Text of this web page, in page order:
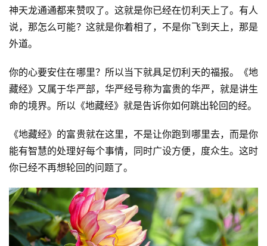
神天龙通通都来赞叹了。这就是你已经在忉利天上了。有人
说，那怎么可能？这就是你着相了，不是你飞到天上，那是
外道。
你的心要安住在哪里？所以当下就具足忉利天的福报。《地
藏经》又属于华严部，华严经号称为富贵的华严，就是讲生
命的境界。所以《地藏经》就是告诉你如何跳出轮回的经。
《地藏经》的富贵就在这里，不是让你跑到哪里去，而是你
能有智慧的处理好每个事情，同时广设方便，度众生。这时
你已经不再想轮回的问题了。